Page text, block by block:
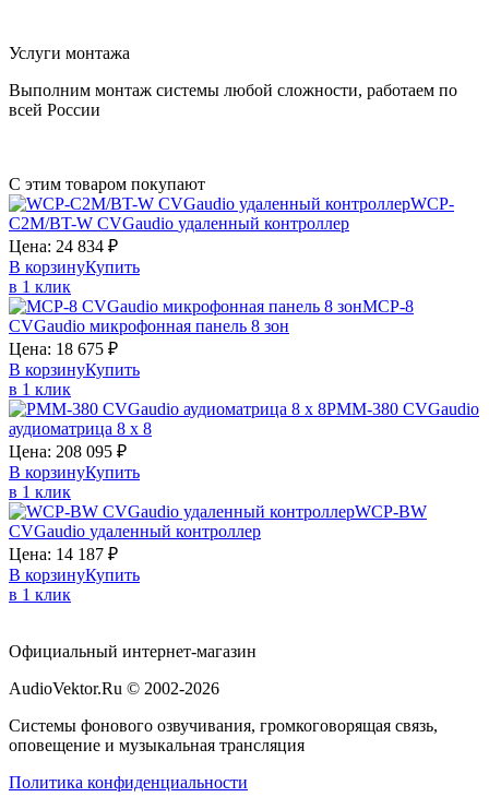
Услуги монтажа
Выполним монтаж системы любой сложности, работаем по
всей России
С этим товаром покупают
WCP-
C2M/BT-W CVGaudio удаленный контроллер
Цена: 24 834 ₽
В корзинуКупить
в 1 клик
MCP-8
CVGaudio микрофонная панель 8 зон
Цена: 18 675 ₽
В корзинуКупить
в 1 клик
PMM-380 CVGaudio
аудиоматрица 8 х 8
Цена: 208 095 ₽
В корзинуКупить
в 1 клик
WCP-BW
CVGaudio удаленный контроллер
Цена: 14 187 ₽
В корзинуКупить
в 1 клик
Официальный интернет-магазин
AudioVektor.Ru © 2002-2026
Системы фонового озвучивания, громкоговорящая связь,
оповещение и музыкальная трансляция
Политика конфиденциальности